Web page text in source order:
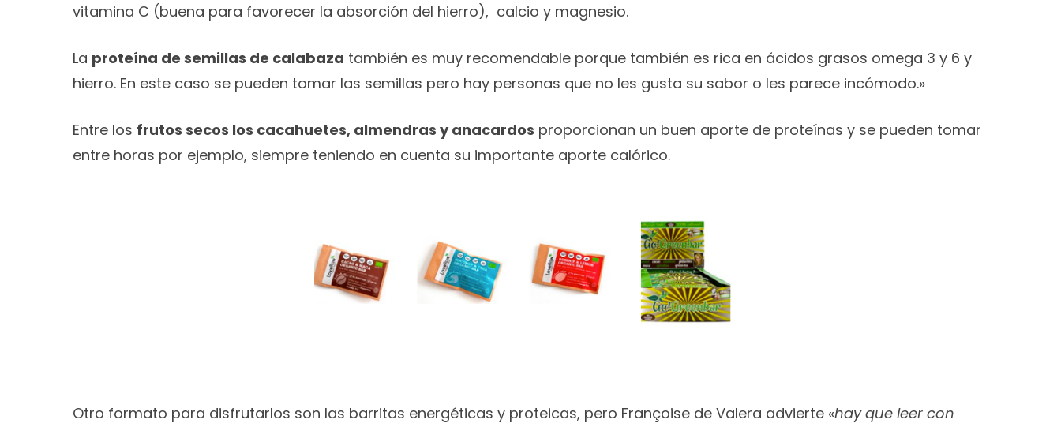
vitamina C (buena para favorecer la absorción del hierro), calcio y magnesio.
La proteína de semillas de calabaza también es muy recomendable porque también es rica en ácidos grasos omega 3 y 6 y
hierro. En este caso se pueden tomar las semillas pero hay personas que no les gusta su sabor o les parece incómodo.»
Entre los frutos secos los cacahuetes, almendras y anacardos proporcionan un buen aporte de proteínas y se pueden tomar
entre horas por ejemplo, siempre teniendo en cuenta su importante aporte calórico.
Otro formato para disfrutarlos son las barritas energéticas y proteicas, pero Françoise de Valera advierte «hay que leer con